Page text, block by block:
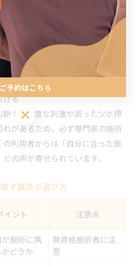
リングし、最適な施術プランを組
例】
せい）、天柱（てんちゅう）など
を促進
）、委中（いちゅう）などを活用
げる
での過度な刺激や誤ったツボ押
れがあるため、必ず専門家の施術
の利用者からは「自分に合った施
の声が寄せられています。
す鍼灸の選び方
イント 注意点
施術に携
どうか
無資格施術者に注
意
予約はこちら
ご予約はこちら